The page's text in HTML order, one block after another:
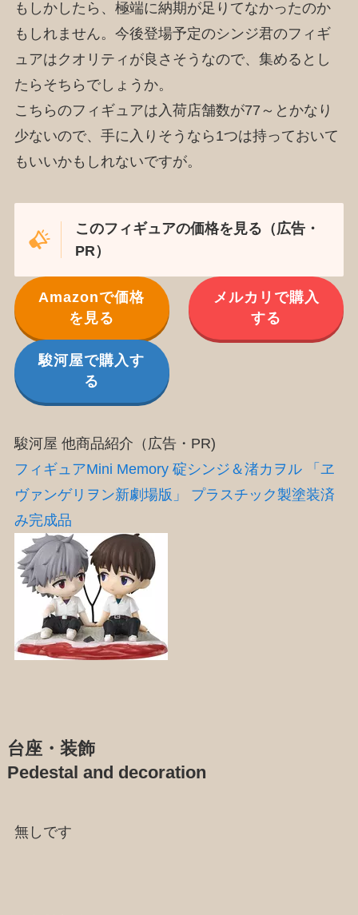
もしかしたら、極端に納期が足りてなかったのか
もしれません。今後登場予定のシンジ君のフィギ
ュアはクオリティが良さそうなので、集めるとし
たらそちらでしょうか。
こちらのフィギュアは入荷店舗数が77～とかなり
少ないので、手に入りそうなら1つは持っておいて
もいいかもしれないですが。
このフィギュアの価格を見る（広告・
PR）
Amazonで価格
を見る
メルカリで購入
する
駿河屋で購入す
る
駿河屋 他商品紹介（広告・PR)
フィギュアMini Memory 碇シンジ＆渚カヲル 「ヱ
ヴァンゲリヲン新劇場版」 プラスチック製塗装済
み完成品
台座・装飾
Pedestal and decoration
無しです